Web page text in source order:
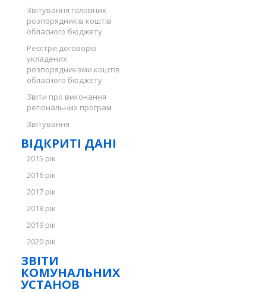
Звітування головних
розпорядників коштів
обласного бюджету
Реєстри договорів
укладених
розпорядниками коштів
обласного бюджету
Звіти про виконання
регіональних програм
Звітування
ВІДКРИТІ ДАНІ
2015 рік
2016 рік
2017 рік
2018 рік
2019 рік
2020 рік
ЗВІТИ
КОМУНАЛЬНИХ
УСТАНОВ